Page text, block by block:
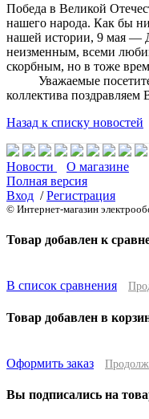
Победа в Великой
нашего народа. Как бы
нашей истории, 9 мая —
неизменным, всеми
скорбным, но в тоже
Уважаемые
коллектива поздравляем
Назад к списку новостей
Новости
О магазине
Полная версия
Вход /Регистрация
© Интернет-магазин
Товар добавлен к
В список сравнения
Товар добавлен в
Оформить заказ
Вы подписались на